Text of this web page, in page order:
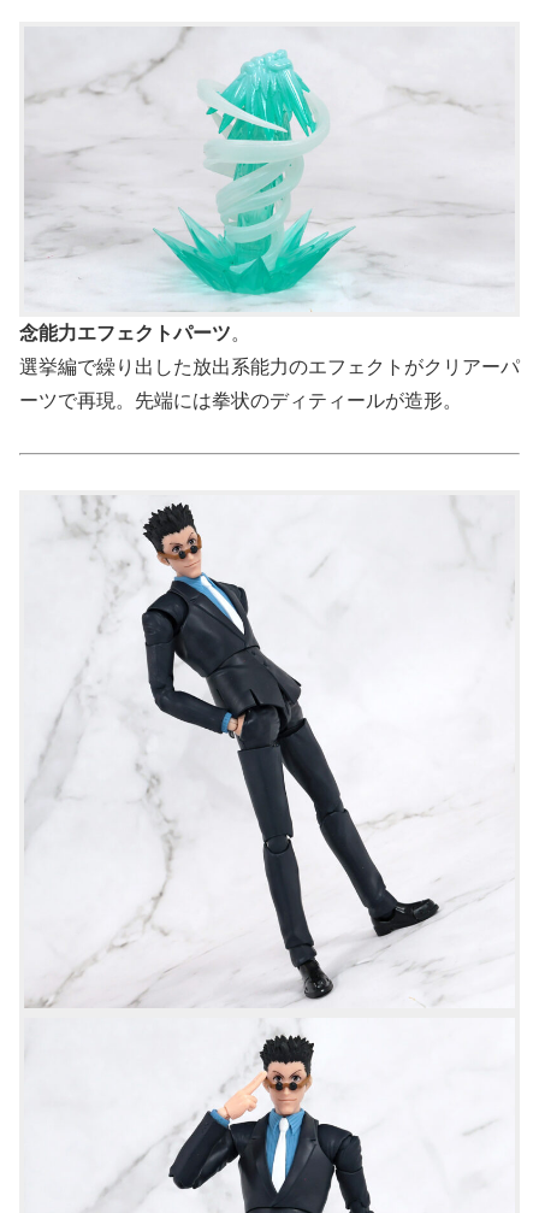
念能力エフェクトパーツ。
選挙編で繰り出した放出系能力のエフェクトがクリアーパ
ーツで再現。先端には拳状のディティールが造形。